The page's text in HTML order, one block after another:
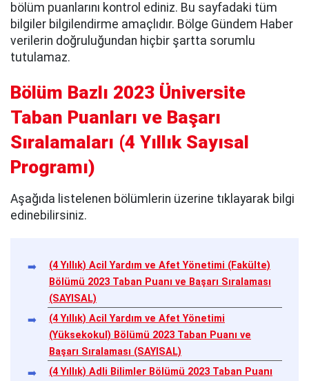
bölüm puanlarını kontrol ediniz. Bu sayfadaki tüm
bilgiler bilgilendirme amaçlıdır. Bölge Gündem Haber
verilerin doğruluğundan hiçbir şartta sorumlu
tutulamaz.
Bölüm Bazlı 2023 Üniversite
Taban Puanları ve Başarı
Sıralamaları (4 Yıllık Sayısal
Programı)
Aşağıda listelenen bölümlerin üzerine tıklayarak bilgi
edinebilirsiniz.
(4 Yıllık) Acil Yardım ve Afet Yönetimi (Fakülte)
Bölümü 2023 Taban Puanı ve Başarı Sıralaması
(SAYISAL)
(4 Yıllık) Acil Yardım ve Afet Yönetimi
(Yüksekokul) Bölümü 2023 Taban Puanı ve
Başarı Sıralaması (SAYISAL)
(4 Yıllık) Adli Bilimler Bölümü 2023 Taban Puanı